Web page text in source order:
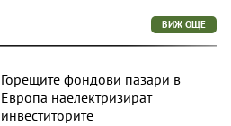
ВИЖ ОЩЕ
Горещите фондови пазари в
Европа наелектризират
инвеститорите